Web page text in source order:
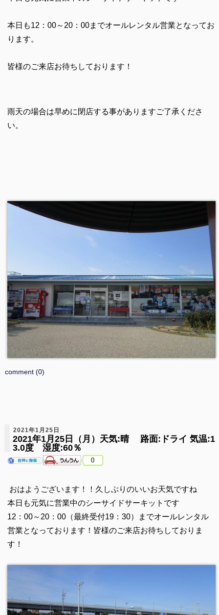
本日も12：00～20：00までオールレンタル営業となってお
ります。
皆様のご来店お待ちしております！
雨天の場合は早めに閉店する事がありますご了承くださ
い。
comment (0)
2021年1月25日
2021年1月25日（月）天気:晴 路面:ドライ 気温:1
3.0度 湿度:60％
0
おはようございます！！久しぶりのいいお天気ですね
本日も元気に営業中のシーサイドサーキットです
12：00～20：00（最終受付19：30）までオールレンタル
営業となっております！皆様のご来店お待ちしておりま
す！